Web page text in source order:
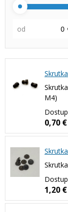
od
M4)
0,70 €
1,20 €